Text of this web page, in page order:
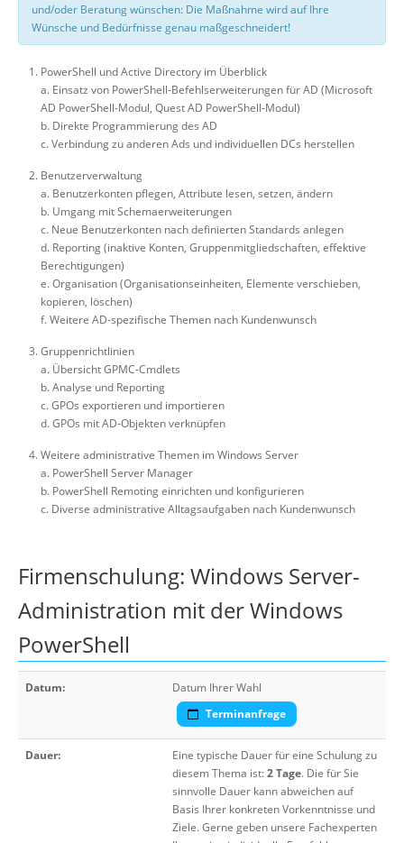
und/oder Beratung wünschen: Die Maßnahme wird auf Ihre
Wünsche und Bedürfnisse genau maßgeschneidert!
PowerShell und Active Directory im Überblick
a. Einsatz von PowerShell-Befehlserweiterungen für AD (Microsoft
AD PowerShell-Modul, Quest AD PowerShell-Modul)
b. Direkte Programmierung des AD
c. Verbindung zu anderen Ads und individuellen DCs herstellen
Benutzerverwaltung
a. Benutzerkonten pflegen, Attribute lesen, setzen, ändern
b. Umgang mit Schemaerweiterungen
c. Neue Benutzerkonten nach definierten Standards anlegen
d. Reporting (inaktive Konten, Gruppenmitgliedschaften, effektive
Berechtigungen)
e. Organisation (Organisationseinheiten, Elemente verschieben,
kopieren, löschen)
f. Weitere AD-spezifische Themen nach Kundenwunsch
Gruppenrichtlinien
a. Übersicht GPMC-Cmdlets
b. Analyse und Reporting
c. GPOs exportieren und importieren
d. GPOs mit AD-Objekten verknüpfen
Weitere administrative Themen im Windows Server
a. PowerShell Server Manager
b. PowerShell Remoting einrichten und konfigurieren
c. Diverse administrative Alltagsaufgaben nach Kundenwunsch
Firmenschulung: Windows Server-
Administration mit der Windows
PowerShell
Datum:
Datum Ihrer Wahl
Terminanfrage
Dauer:
Eine typische Dauer für eine Schulung zu
diesem Thema ist:2 Tage. Die für Sie
sinnvolle Dauer kann abweichen auf
Basis Ihrer konkreten Vorkenntnisse und
Ziele. Gerne geben unsere Fachexperten